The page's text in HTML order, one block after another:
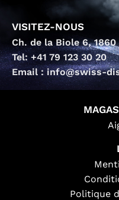
VISITEZ-NOUS
Ch. de la Biole 6,
Tel: +41 79 123 30 20
Email : info@swiss-
Politique